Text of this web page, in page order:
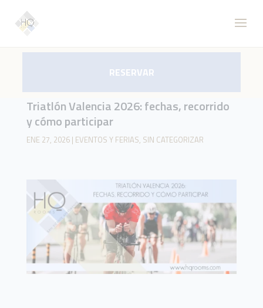
Triatlón Valencia 2026: fechas, recorrido
y cómo participar
ENE 27, 2026| EVENTOS Y FERIAS, SIN CATEGORIZAR
RESERVAR